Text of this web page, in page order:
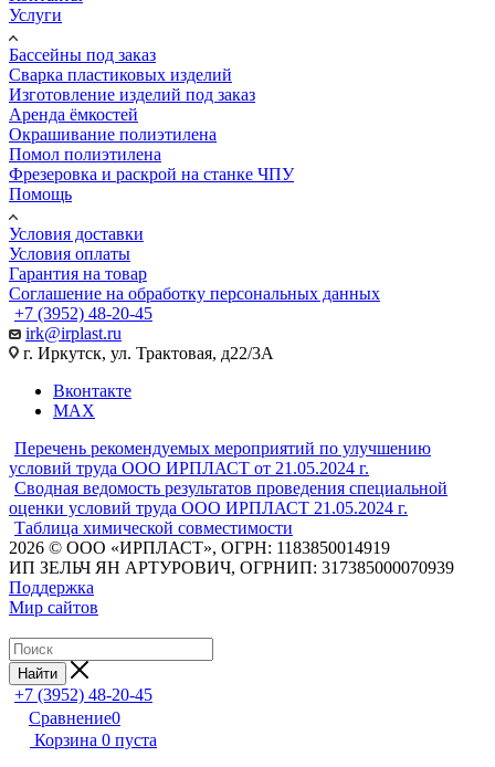
Услуги
Бассейны под заказ
Сварка пластиковых изделий
Изготовление изделий под заказ
Аренда ёмкостей
Окрашивание полиэтилена
Помол полиэтилена
Фрезеровка и раскрой на станке ЧПУ
Помощь
Условия доставки
Условия оплаты
Гарантия на товар
Соглашение на обработку персональных данных
+7 (3952) 48-20-45
irk@irplast.ru
г. Иркутск, ул. Трактовая, д22/3А
Вконтакте
MAX
Перечень рекомендуемых мероприятий по улучшению
условий труда ООО ИРПЛАСТ от 21.05.2024 г.
Сводная ведомость результатов проведения специальной
оценки условий труда ООО ИРПЛАСТ 21.05.2024 г.
Таблица химической совместимости
2026 © ООО «ИРПЛАСТ», ОГРН: 1183850014919
ИП ЗЕЛЬЧ ЯН АРТУРОВИЧ, ОГРНИП: 317385000070939
Поддержка
Мир сайтов
Найти
+7 (3952) 48-20-45
Сравнение0
Корзина 0 пуста